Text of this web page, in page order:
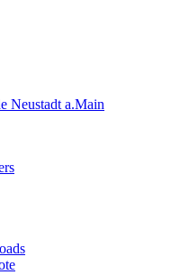
Neustadt a.Main